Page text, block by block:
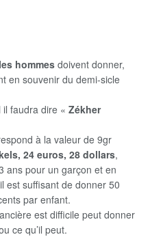
hommes doivent donner,
en souvenir du demi-sicle
il faudra dire « Zékher
à la valeur de 9gr
24 euros, 28 dollars,
ans pour un garçon et en
est suffisant de donner 50
par enfant.
est difficile peut donner
ce qu’il peut.